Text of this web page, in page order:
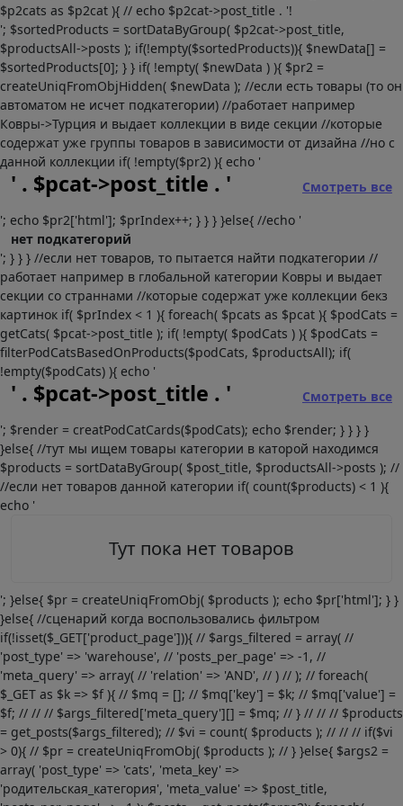
$p2cats as $p2cat ){ // echo $p2cat->post_title . '!
'; $sortedProducts = sortDataByGroup( $p2cat->post_title,
$productsAll->posts ); if(!empty($sortedProducts)){ $newData[] =
$sortedProducts[0]; } } if( !empty( $newData ) ){ $pr2 =
createUniqFromObjHidden( $newData ); //если есть товары (то он
автоматом не исчет подкатегории) //работает например
Ковры->Турция и выдает коллекции в виде секции //которые
содержат уже группы товаров в зависимости от дизайна //но с
данной коллекции if( !empty($pr2) ){ echo '
' . $pcat->post_title . '
Смотреть все
'; echo $pr2['html']; $prIndex++; } } } }else{ //echo '
нет подкатегорий
'; } } } //если нет товаров, то пытается найти подкатегории //
работает например в глобальной категории Ковры и выдает
секции со страннами //которые содержат уже коллекции бекз
картинок if( $prIndex < 1 ){ foreach( $pcats as $pcat ){ $podCats =
getCats( $pcat->post_title ); if( !empty( $podCats ) ){ $podCats =
filterPodCatsBasedOnProducts($podCats, $productsAll); if(
!empty($podCats) ){ echo '
' . $pcat->post_title . '
Смотреть все
'; $render = creatPodCatCards($podCats); echo $render; } } } }
}else{ //тут мы ищем товары категории в каторой находимся
$products = sortDataByGroup( $post_title, $productsAll->posts ); //
//если нет товаров данной категории if( count($products) < 1 ){
echo '
Тут пока нет товаров
'; }else{ $pr = createUniqFromObj( $products ); echo $pr['html']; } }
}else{ //сценарий когда воспользовались фильтром
if(!isset($_GET['product_page'])){ // $args_filtered = array( //
'post_type' => 'warehouse', // 'posts_per_page' => -1, //
'meta_query' => array( // 'relation' => 'AND', // ) // ); // foreach(
$_GET as $k => $f ){ // $mq = []; // $mq['key'] = $k; // $mq['value'] =
$f; // // // $args_filtered['meta_query'][] = $mq; // } // // // $products
= get_posts($args_filtered); // $vi = count( $products ); // // // if($vi
> 0){ // $pr = createUniqFromObj( $products ); // } }else{ $args2 =
array( 'post_type' => 'cats', 'meta_key' =>
'родительская_категория', 'meta_value' => $post_title,